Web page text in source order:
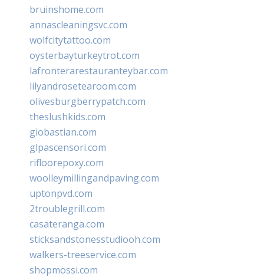
bruinshome.com
annascleaningsvc.com
wolfcitytattoo.com
oysterbayturkeytrot.com
lafronterarestauranteybar.com
lilyandrosetearoom.com
olivesburgberrypatch.com
theslushkids.com
giobastian.com
glpascensori.com
rifloorepoxy.com
woolleymillingandpaving.com
uptonpvd.com
2troublegrill.com
casateranga.com
sticksandstonesstudiooh.com
walkers-treeservice.com
shopmossi.com